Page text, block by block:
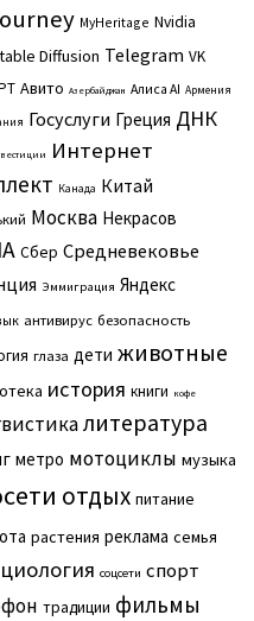
MyHeritage Nvidia
Diffusion Telegram VK
Авито Азербайджан Алиса AI Армения
Госуслуги Греция ДНК
Интернет
Канада Китай
Москва Некрасов
Сбер Средневековье
Эммиграция Яндекс
антивирус безопасность
глаза дети животные
история книги кофе
литература
метро мотоциклы музыка
отдых питание
растения реклама семья
соцсети спорт
традиции фильмы